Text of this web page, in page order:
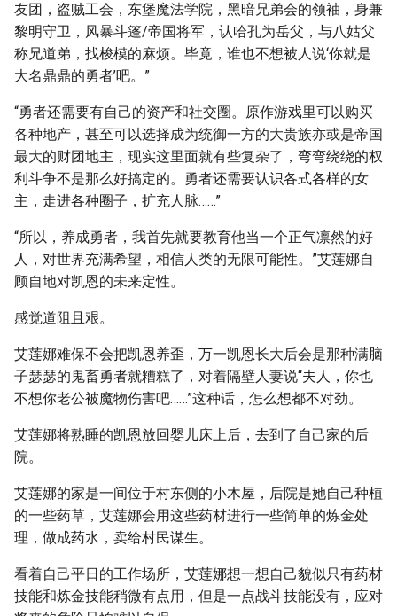
友团，盗贼工会，东堡魔法学院，黑暗兄弟会的领袖，身兼
黎明守卫，风暴斗篷/帝国将军，认哈孔为岳父，与八姑父
称兄道弟，找梭模的麻烦。毕竟，谁也不想被人说‘你就是
大名鼎鼎的勇者’吧。”
“勇者还需要有自己的资产和社交圈。原作游戏里可以购买
各种地产，甚至可以选择成为统御一方的大贵族亦或是帝国
最大的财团地主，现实这里面就有些复杂了，弯弯绕绕的权
利斗争不是那么好搞定的。勇者还需要认识各式各样的女
主，走进各种圈子，扩充人脉……”
“所以，养成勇者，我首先就要教育他当一个正气凛然的好
人，对世界充满希望，相信人类的无限可能性。”艾莲娜自
顾自地对凯恩的未来定性。
感觉道阻且艰。
艾莲娜难保不会把凯恩养歪，万一凯恩长大后会是那种满脑
子瑟瑟的鬼畜勇者就糟糕了，对着隔壁人妻说“夫人，你也
不想你老公被魔物伤害吧……”这种话，怎么想都不对劲。
艾莲娜将熟睡的凯恩放回婴儿床上后，去到了自己家的后
院。
艾莲娜的家是一间位于村东侧的小木屋，后院是她自己种植
的一些药草，艾莲娜会用这些药材进行一些简单的炼金处
理，做成药水，卖给村民谋生。
看着自己平日的工作场所，艾莲娜想一想自己貌似只有药材
技能和炼金技能稍微有点用，但是一点战斗技能没有，应对